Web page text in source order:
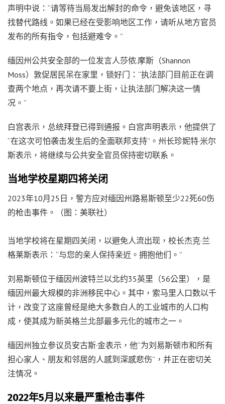
声明中说：“请等待当局发出解封的命令，避免该地区，寻
找替代路线。如果已经在受影响地区工作，请听从地方官员
发布的所有指令，包括避难令。”
缅因州公共安全部的一位发言人莎侬.摩斯（Shannon
Moss）敦促居民呆在家里，锁好门：“执法部门目前正在调
查两个地点，再次请不要上街，让执法部门解决这一情
况。”
白宫表示，总统拜登已得到通报。白宫声明表示，他提供了
“在这次可怕袭击发生后的全面联邦支持”。州长珍妮特·米尔
斯表示，将继续与公共安全官员保持密切联系。
当地学校星期四将关闭
2023年10月25日，警方应对缅因州路易斯顿至少22死60伤
的枪击事件。（图：美联社）
当地学校将在星期四关闭，以避免人流出现，校长杰克·兰
格莱斯表示：“与您的亲人保持亲近。拥抱他们。”
刘易斯顿位于缅因州波特兰以北约35英里（56公里），是
缅因州最大规模的非洲移民中心。其中，索马里人口数以千
计，改变了这座曾经是绝大多数白人的工业城市的人口构
成，使其成为新英格兰北部最多元化的城市之一。
缅因州独立参议员安古斯·金表示，他“为刘易斯顿市和所有
担心家人、朋友和邻居的人感到深感悲伤”，并正在密切关
注情况。
2022年5月以来最严重枪击事件